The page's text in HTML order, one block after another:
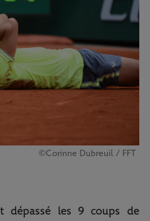
©Corinne Dubreuil / FFT
dépassé les 9 coups de